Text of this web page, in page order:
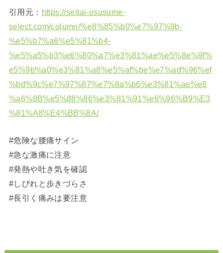
引用元： https://seitai-osusume-
select.com/column/%e8%85%b0%e7%97%9b-
%e5%b7%a6%e5%81%b4-
%e5%a5%b3%e6%80%a7%e3%81%ae%e5%8e%9f%
e5%9b%a0%e3%81%a8%e5%af%be%e7%ad%96%ef
%bd%9c%e7%97%87%e7%8a%b6%e3%81%ae%e8
%a6%8B%e5%88%86%e3%81%91%e6%96%B9%E3
%81%A8%E4%BB%8A/
#危険な腰痛サイン
#急な激痛に注意
#発熱や吐き気を確認
#しびれと歩きづらさ
#長引く痛みは要注意